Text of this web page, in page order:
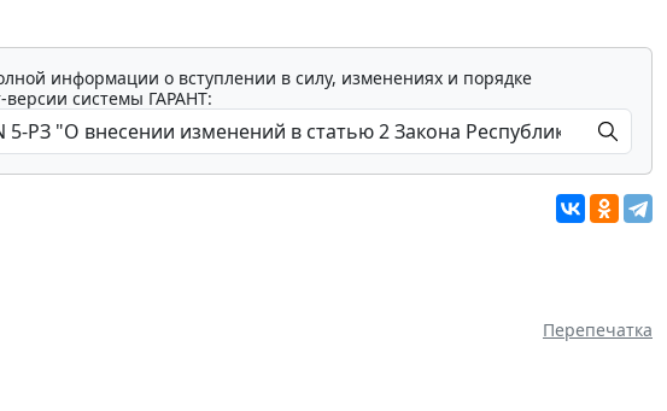
информации о вступлении в силу, изменениях и порядке
системы ГАРАНТ:
Перепечатка